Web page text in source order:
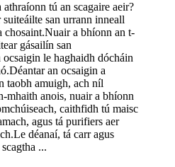
tú an scagaire aeir?
suiteáilte san urrann inneall
chosaint.Nuair a bhíonn an t-
gásailín san
le haghaidh dócháin
an ocsaigin a
taobh amuigh, ach níl
mhaith anois, nuair a bhíonn
caithfidh tú maisc
agus tá purifiers aer
déanaí, tá carr agus
...